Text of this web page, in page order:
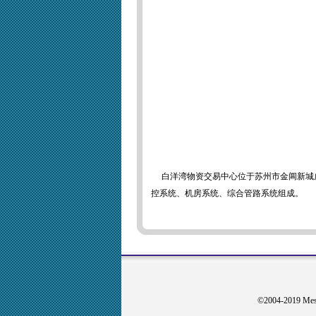
白洋湾物资交易中心位于苏州市金阊新城
控系统、机房系统、综合管路系统组成。
©2004-2019